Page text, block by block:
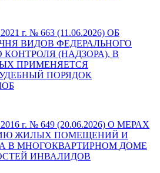
г. № 663 (11.06.2026) ОБ
ВИДОВ ФЕДЕРАЛЬНОГО
(НАДЗОРА), В
ПРИМЕНЯЕТСЯ
ПОРЯДОК
г. № 649 (20.06.2026) О МЕРАХ
ЖИЛЫХ ПОМЕЩЕНИЙ И
В МНОГОКВАРТИРНОМ ДОМЕ
ИНВАЛИДОВ